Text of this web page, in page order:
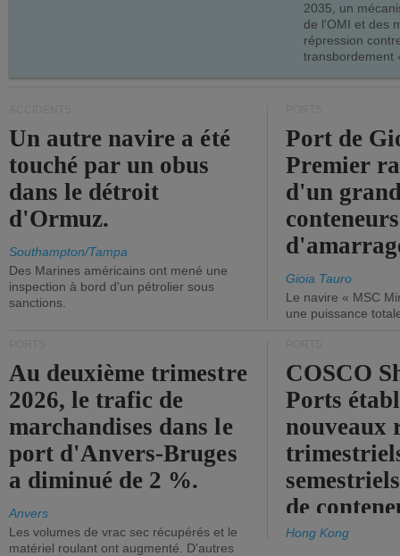
2035, un
de l'OMI et des
répression
transbordement
Un autre navire a été
touché par un obus
dans le détroit
d'Ormuz.
Southampton/Tampa
Des Marines américains ont mené une
inspection à bord d'un pétrolier sous
sanctions.
Port de
Premier
d'un
Gioia Tauro
Le navire « MSC
une puissance
Au deuxième trimestre
2026, le trafic de
marchandises dans le
port d'Anvers-Bruges
a diminué de 2 %.
Anvers
Les volumes de vrac sec récupérés et le
matériel roulant ont augmenté. D'autres
COSCO
Ports
nouveaux
de
Hong Kong